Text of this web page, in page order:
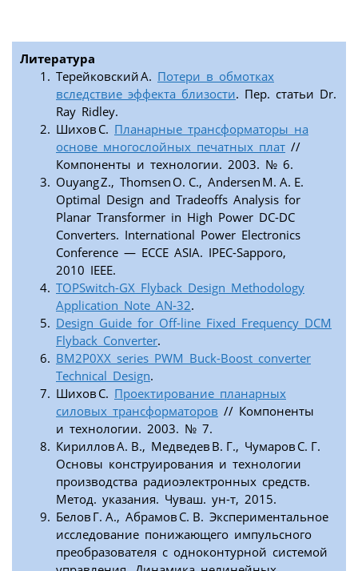
Литература
Терейковский А. Потери в обмотках
вследствие эффекта близости. Пер. статьи Dr.
Ray Ridley.
Шихов С. Планарные трансформаторы на
основе многослойных печатных плат //
Компоненты и технологии. 2003. № 6.
Ouyang Z., Thomsen O. C., Andersen M. A. E.
Optimal Design and Tradeoffs Analysis for
Planar Transformer in High Power DC-DC
Converters. International Power Electronics
Conference — ECCE ASIA. IPEC-Sapporo,
2010 IEEE.
TOPSwitch-GX Flyback Design Methodology
Application Note AN‑32.
Design Guide for Off-line Fixed Frequency DCM
Flyback Converter.
BM2P0XX series PWM Buck-Boost converter
Technical Design.
Шихов С. Проектирование планарных
силовых трансформаторов // Компоненты
и технологии. 2003. № 7.
Кириллов А. В., Медведев В. Г., Чумаров С. Г.
Основы конструирования и технологии
производства радиоэлектронных средств.
Метод. указания. Чуваш. ун-т, 2015.
Белов Г. А., Абрамов С. В. Экспериментальное
исследование понижающего импульсного
преобразователя с одноконтурной системой